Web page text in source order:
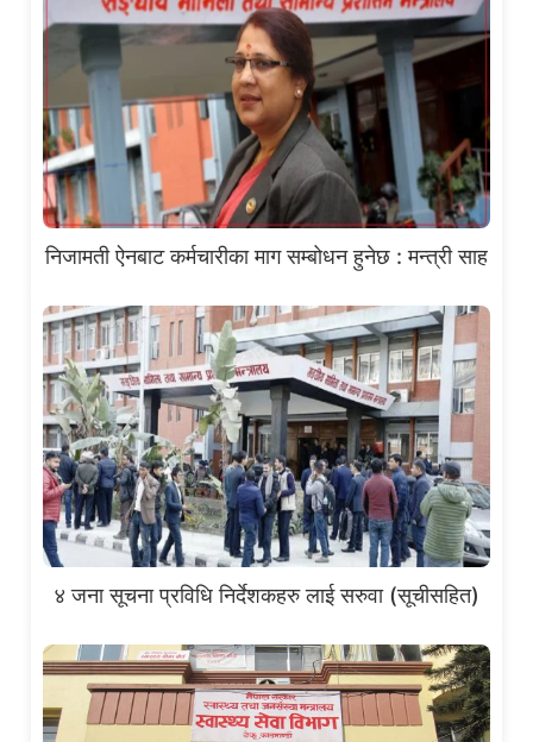
निजामती ऐनबाट कर्मचारीका माग सम्बोधन हुनेछ : मन्त्री साह
४ जना सूचना प्रविधि निर्देशकहरु लाई सरुवा (सूचीसहित)